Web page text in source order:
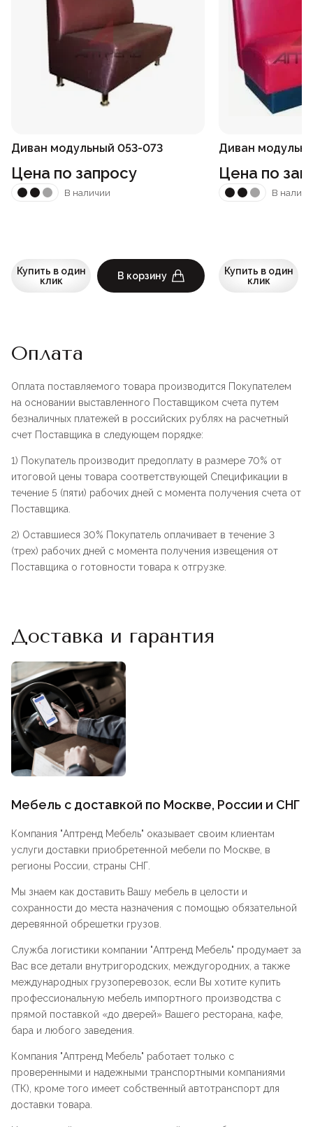
Диван модульный 053-073
Цена по запросу
В наличии
Купить в один
клик
В корзину
Диван
Цена по
В
Купить в один
клик
Оплата
Оплата поставляемого товара производится Покупателем
на основании выставленного Поставщиком счета путем
безналичных платежей в российских рублях на расчетный
счет Поставщика в следующем порядке:
1) Покупатель производит предоплату в размере 70% от
итоговой цены товара соответствующей Спецификации в
течение 5 (пяти) рабочих дней с момента получения счета от
Поставщика.
2) Оставшиеся 30% Покупатель оплачивает в течение 3
(трех) рабочих дней с момента получения извещения от
Поставщика о готовности товара к отгрузке.
Доставка и гарантия
Мебель с доставкой по Москве, России и СНГ
Компания "Аптренд Мебель" оказывает своим клиентам
услуги доставки приобретенной мебели по Москве, в
регионы России, страны СНГ.
Мы знаем как доставить Вашу мебель в целости и
сохранности до места назначения с помощью обязательной
деревянной обрешетки грузов.
Служба логистики компании "Аптренд Мебель" продумает за
Вас все детали внутригородских, междугородних, а также
международных грузоперевозок, если Вы хотите купить
профессиональную мебель импортного производства с
прямой поставкой «до дверей» Вашего ресторана, кафе,
бара и любого заведения.
Компания "Аптренд Мебель" работает только с
проверенными и надежными транспортными компаниями
(ТК), кроме того имеет собственный автотранспорт для
доставки товара.